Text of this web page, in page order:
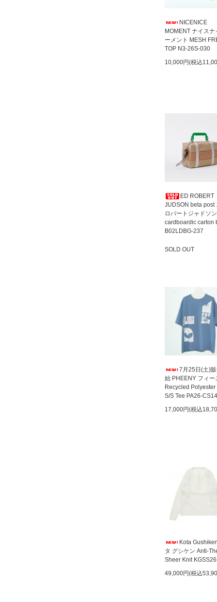
NICENICE
MOMENT ナイスナ
ーメント MESH
TOP N3-26S-030
10,000円(税込
ED ROBERT
JUDSON beta post
ロバートジャドソン
cardboardic carton
B02LDBG-237
SOLD OUT
7月25日(土)
始 PHEENY フィー
Recycled Polyester
S/S Tee PA26-CS14
17,000円(税込
Kota
タ グシケン Anti-
Sheer Knit
49,000円(税込